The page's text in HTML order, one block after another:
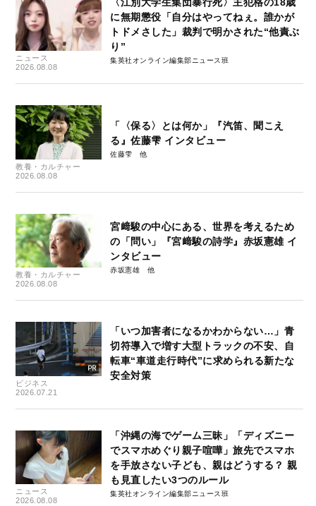
ニュース
2026.08.08
に無期懲役「自分はやってねぇ。誰かが
トドメさした」裁判で明かされた“他責ぶ
り”
集英社オンライン編集部ニュース班
教養・カルチャー
2026.08.08
「〈保る〉とは何か」『汽笛、聞こえ
る』佐藤雫 インタビュー
佐藤雫
教養・カルチャー
2026.08.08
宮﨑駿の中心にある、世界を考えるため
の「問い」『宮﨑駿の詩学』赤坂憲雄 イ
ンタビュー
赤坂憲雄
ビジネス
2026.07.21
「いつ加害者になるかわからない…」青
切符導入で増す大型トラックの不安、自
転車“車道走行時代”に求められる新たな
安全対策
ニュース
2026.08.08
「沖縄の海でゲーム三昧」「ディズニー
でスマホめぐり親子喧嘩」旅先でスマホ
を手放さない子ども、親はどうする？ 親
も見直したい3つのルール
集英社オンライン編集部ニュース班